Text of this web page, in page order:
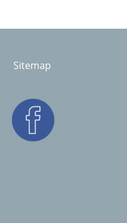
Sitemap